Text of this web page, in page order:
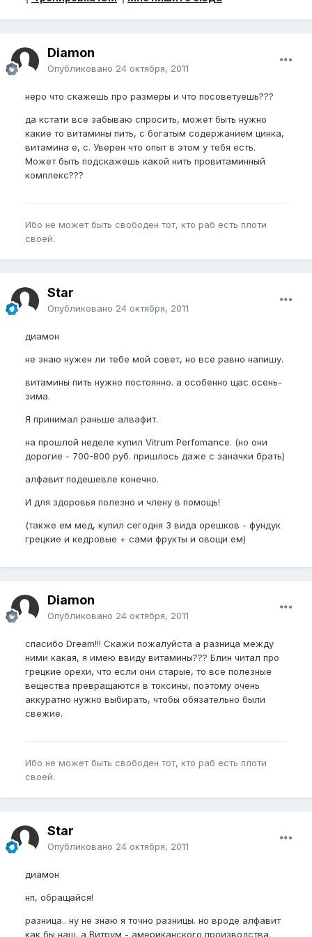
Diamon
Опубликовано 24 октября, 2011
неро что скажешь про размеры и что посоветуешь???
да кстати все забываю спросить, может быть нужно
какие то витамины пить, с богатым содержанием цинка,
витамина е, с. Уверен что опыт в этом у тебя есть.
Может быть подскажешь какой нить провитаминный
комплекс???
Ибо не может быть свободен тот, кто раб есть плоти
своей.
Star
Опубликовано 24 октября, 2011
диамон
не знаю нужен ли тебе мой совет, но все равно напишу.
витамины пить нужно постоянно. а особенно щас осень-
зима.
Я принимал раньше алвафит.
на прошлой неделе купил Vitrum Perfomance. (но они
дорогие - 700-800 руб. пришлось даже с заначки брать)
алфавит подешевле конечно.
И для здоровья полезно и члену в помощь!
(также ем мед, купил сегодня 3 вида орешков - фундук
грецкие и кедровые + сами фрукты и овощи ем)
Diamon
Опубликовано 24 октября, 2011
спасибо Dream!!! Скажи пожалуйста а разница между
ними какая, я имею ввиду витамины??? Блин читал про
грецкие орехи, что если они старые, то все полезные
вещества превращаются в токсины, поэтому очень
аккуратно нужно выбирать, чтобы обязательно были
свежие.
Ибо не может быть свободен тот, кто раб есть плоти
своей.
Star
Опубликовано 24 октября, 2011
диамон
нп, обращайся!
разница.. ну не знаю я точно разницы. но вроде алфавит
как бы наш. а Витрум - американского производства.